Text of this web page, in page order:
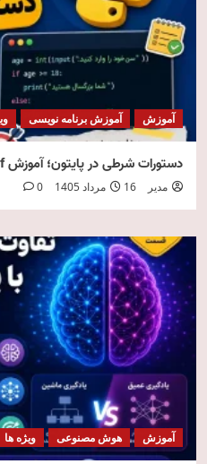
آموزش آموزش برنامه نویسی
دستورات شرطی در پایتون؛ آموزش if، elif و else
مدیر 16 مرداد 1405 0
آموزش هوش مصنوعی ویژه ها